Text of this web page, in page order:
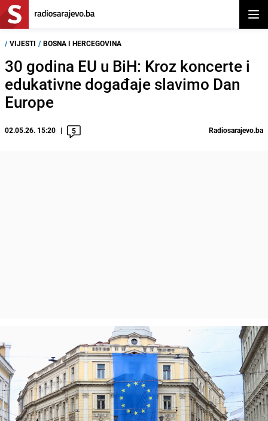
/ VIJESTI / BOSNA I HERCEGOVINA
30 godina EU u BiH: Kroz koncerte i
edukativne događaje slavimo Dan
Europe
02.05.26. 15:20 5 Radiosarajevo.ba